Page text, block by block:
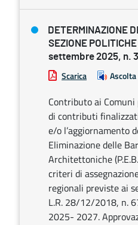
DETERMINAZIONE
SEZIONE
settembre 2025, n.
Scarica Ascolta
Contributo ai Comuni
di contributi
e/o l’aggiornamento
Eliminazione delle
Architettoniche
criteri di
regionali previste ai
L.R. 28/12/2018, n.
2025- 2027.